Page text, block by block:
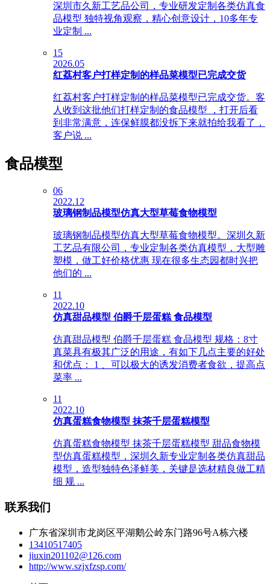
深圳市久新工艺品公司，专业研发定制各类仿真食
品模型 独特视角观察，精心创意设计，10多年专
业定制 ...
15
2026.05
红荔村客户打样定制的样品菜模型已完成交货
红荔村客户打样定制的样品菜模型已完成交货。客
人收到这批他们打样定制的食品模型 ，打开后看
到非常满意，连保鲜膜都没拆下来就拍给我看了，
客户说 ...
食品模型
06
2022.12
玻璃钢制品模型仿真大型草莓食物模型
玻璃钢制品模型仿真大型草莓食物模型。深圳久新
工艺品有限公司，专业定制各类仿真模型，大型雕
塑模，做工好价格优惠 现在很多生态园都时兴把
他们的 ...
11
2022.10
仿真甜品模型 伯爵千层蛋糕 食品模型
仿真甜品模型 伯爵千层蛋糕 食品模型 规格：8寸
真菜具有极其广泛的用途，有如下几点主要的好处
和优点： 1 、可以极大的诱发消费者食欲，提高点
菜率 ...
11
2022.10
仿真蛋糕食物模型 抹茶千层蛋糕模型
仿真蛋糕食物模型 抹茶千层蛋糕模型 甜品食物模
型仿真蛋糕模型，深圳久新专业定制各类仿真甜品
模型，造型独特色泽鲜美，关键是选材精良做工精
细 规 ...
联系我们
广东省深圳市龙岗区平湖鹅公岭东门路96号A栋六楼
13410517405
jiuxin201102@126.com
http://www.szjxfzsp.com/